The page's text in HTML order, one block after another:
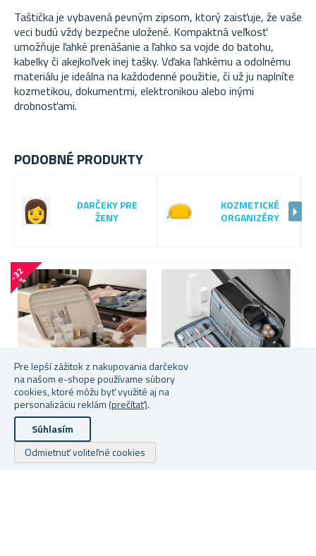
Pre lepší zážitok z nakupovania darčekov
na našom e-shope používame súbory
cookies, ktoré môžu byť využité aj na
personalizáciu reklám (prečítať).
Súhlasím
Odmietnuť voliteľné cookies
Taštička je vybavená pevným zipsom, ktorý zaisťuje, že vaše
veci budú vždy bezpečne uložené. Kompaktná veľkosť
umožňuje ľahké prenášanie a ľahko sa vojde do batohu,
kabelky či akejkoľvek inej tašky. Vďaka ľahkému a odolnému
materiálu je ideálna na každodenné použitie, či už ju naplníte
kozmetikou, dokumentmi, elektronikou alebo inými
drobnosťami.
PODOBNÉ PRODUKTY
DARČEKY PRE
ŽENY
KOZMETICKÉ
ORGANIZÉRY
-
3
2
%
VEĽKOKAPACITNÁ
CESTOVNÁ KOZMETICKÁ
TAŠTIČKA